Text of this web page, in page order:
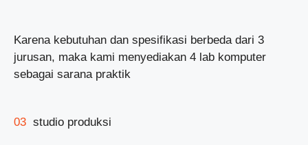
Karena kebutuhan dan spesifikasi berbeda dari 3
jurusan, maka kami menyediakan 4 lab komputer
sebagai sarana praktik
03 studio produksi